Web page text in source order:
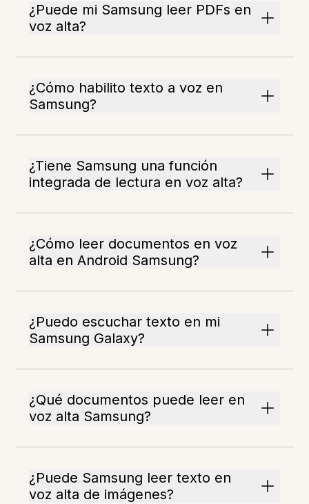
¿Puede mi Samsung leer PDFs en
voz alta?
¿Cómo habilito texto a voz en
Samsung?
¿Tiene Samsung una función
integrada de lectura en voz alta?
¿Cómo leer documentos en voz
alta en Android Samsung?
¿Puedo escuchar texto en mi
Samsung Galaxy?
¿Qué documentos puede leer en
voz alta Samsung?
¿Puede Samsung leer texto en
voz alta de imágenes?